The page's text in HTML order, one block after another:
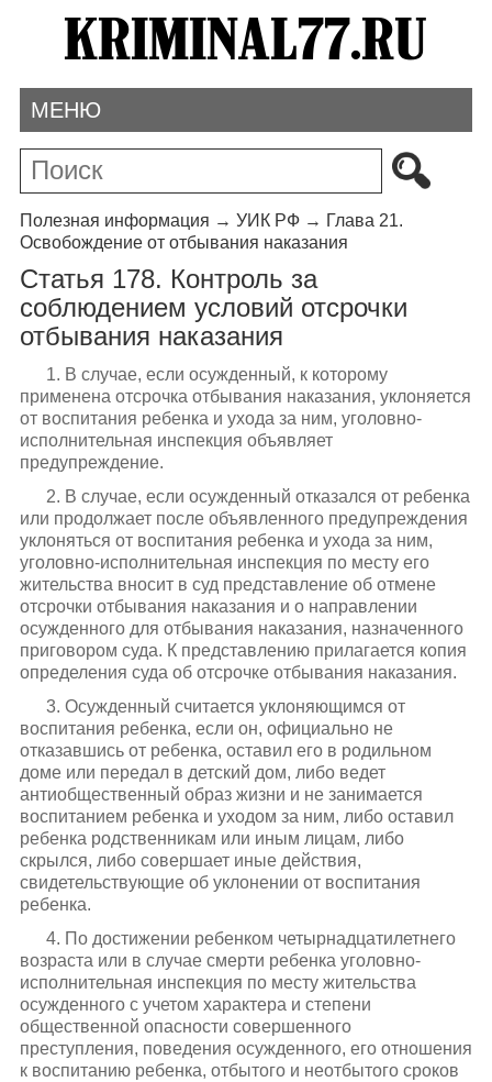
МЕНЮ
Полезная информация → УИК РФ→ Глава 21.
Освобождение от отбывания наказания
Статья 178. Контроль за
соблюдением условий отсрочки
отбывания наказания
1. В случае, если осужденный, к которому
применена отсрочка отбывания наказания, уклоняется
от воспитания ребенка и ухода за ним, уголовно-
исполнительная инспекция объявляет
предупреждение.
2. В случае, если осужденный отказался от ребенка
или продолжает после объявленного предупреждения
уклоняться от воспитания ребенка и ухода за ним,
уголовно-исполнительная инспекция по месту его
жительства вносит в суд представление об отмене
отсрочки отбывания наказания и о направлении
осужденного для отбывания наказания, назначенного
приговором суда. К представлению прилагается копия
определения суда об отсрочке отбывания наказания.
3. Осужденный считается уклоняющимся от
воспитания ребенка, если он, официально не
отказавшись от ребенка, оставил его в родильном
доме или передал в детский дом, либо ведет
антиобщественный образ жизни и не занимается
воспитанием ребенка и уходом за ним, либо оставил
ребенка родственникам или иным лицам, либо
скрылся, либо совершает иные действия,
свидетельствующие об уклонении от воспитания
ребенка.
4. По достижении ребенком четырнадцатилетнего
возраста или в случае смерти ребенка уголовно-
исполнительная инспекция по месту жительства
осужденного с учетом характера и степени
общественной опасности совершенного
преступления, поведения осужденного, его отношения
к воспитанию ребенка, отбытого и неотбытого сроков